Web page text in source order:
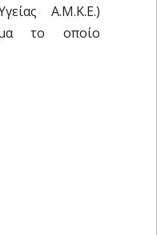
Α.Μ.Κ.Ε.)
το οποίο